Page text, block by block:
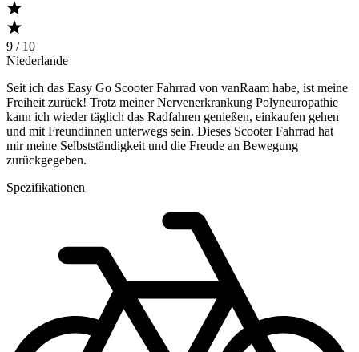
9 / 10
Niederlande
Seit ich das Easy Go Scooter Fahrrad von vanRaam habe, ist meine
Freiheit zurück! Trotz meiner Nervenerkrankung Polyneuropathie
kann ich wieder täglich das Radfahren genießen, einkaufen gehen
und mit Freundinnen unterwegs sein. Dieses Scooter Fahrrad hat
mir meine Selbstständigkeit und die Freude an Bewegung
zurückgegeben.
Spezifikationen